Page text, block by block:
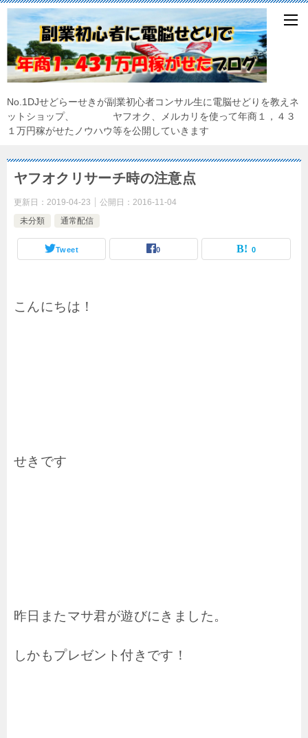
No.1DJせどらーせきが副業初心者コンサル生に電脳せどりを教えネ
ットショップ、 ヤフオク、メルカリを使って年商１，４３
１万円稼がせたノウハウ等を公開していきます
ヤフオクリサーチ時の注意点
更新日： 2019-04-23 公開日： 2016-11-04
未分類
通常配信
Tweet 0 0
こんにちは！
せきです
昨日またマサ君が遊びにきました。
しかもプレゼント付きです！